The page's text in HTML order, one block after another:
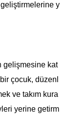
y
gelişmesine kat
çocuk, düzenl
ve takım kura
yerine getirm